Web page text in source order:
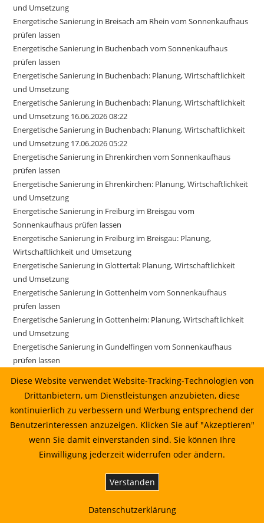
und Umsetzung
Energetische Sanierung in Breisach am Rhein vom Sonnenkaufhaus
prüfen lassen
Energetische Sanierung in Buchenbach vom Sonnenkaufhaus
prüfen lassen
Energetische Sanierung in Buchenbach: Planung, Wirtschaftlichkeit
und Umsetzung
Energetische Sanierung in Buchenbach: Planung, Wirtschaftlichkeit
und Umsetzung 16.06.2026 08:22
Energetische Sanierung in Buchenbach: Planung, Wirtschaftlichkeit
und Umsetzung 17.06.2026 05:22
Energetische Sanierung in Ehrenkirchen vom Sonnenkaufhaus
prüfen lassen
Energetische Sanierung in Ehrenkirchen: Planung, Wirtschaftlichkeit
und Umsetzung
Energetische Sanierung in Freiburg im Breisgau vom
Sonnenkaufhaus prüfen lassen
Energetische Sanierung in Freiburg im Breisgau: Planung,
Wirtschaftlichkeit und Umsetzung
Energetische Sanierung in Glottertal: Planung, Wirtschaftlichkeit
und Umsetzung
Energetische Sanierung in Gottenheim vom Sonnenkaufhaus
prüfen lassen
Energetische Sanierung in Gottenheim: Planung, Wirtschaftlichkeit
und Umsetzung
Energetische Sanierung in Gundelfingen vom Sonnenkaufhaus
prüfen lassen
und Umsetzung
Energetische Sanierung in Gutach im Breisgau vom
Sonnenkaufhaus prüfen lassen
Energetische Sanierung in Gutach im Breisgau: Planung,
Wirtschaftlichkeit und Umsetzung
Energetische Sanierung in Horben: Planung, Wirtschaftlichkeit und
Energetische Sanierung in Ihringen: Planung, Wirtschaftlichkeit und
Energetische Sanierung in Ihringen: Planung, Wirtschaftlichkeit und
Diese Website verwendet Website-Tracking-Technologien von
Drittanbietern, um Dienstleistungen anzubieten, diese
kontinuierlich zu verbessern und Werbung entsprechend der
Benutzerinteressen anzuzeigen. Klicken Sie auf "Akzeptieren"
wenn Sie damit einverstanden sind. Sie können Ihre
Einwilligung jederzeit widerrufen oder ändern.
Verstanden
Datenschutzerklärung